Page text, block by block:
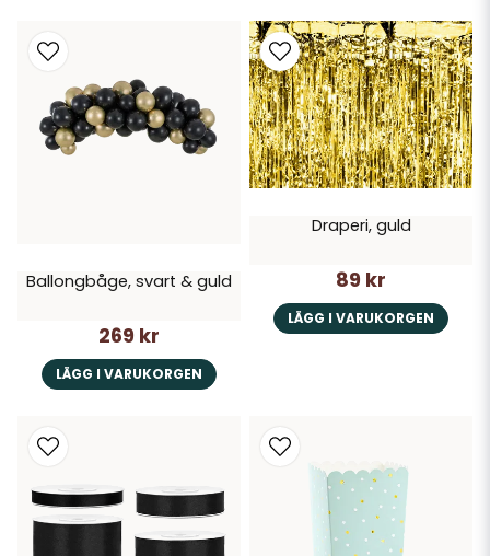
Ballongbåge, svart & guld
269 kr
LÄGG I VARUKORGEN
Draperi, guld
89 kr
LÄGG I VARUKORGEN